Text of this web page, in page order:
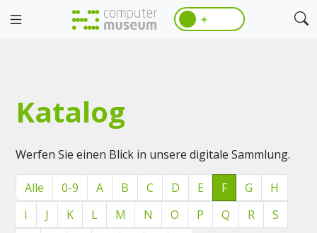
☀️
Katalog
Werfen Sie einen Blick in unsere digitale Sammlung.
Alle 0-9 A B C D E F G
H
I
J K L M N O P Q R
S